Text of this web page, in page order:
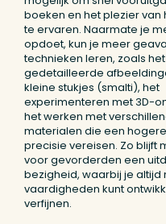
boeken en het plezier van
te ervaren. Naarmate je
opdoet, kun je meer
technieken leren, zoals
gedetailleerde
kleine stukjes (smalti), het
experimenteren met 3D-
het werken met
materialen die een
precisie vereisen. Zo blijft
voor gevorderden een
bezigheid, waarbij je altijd
vaardigheden kunt
verfijnen.